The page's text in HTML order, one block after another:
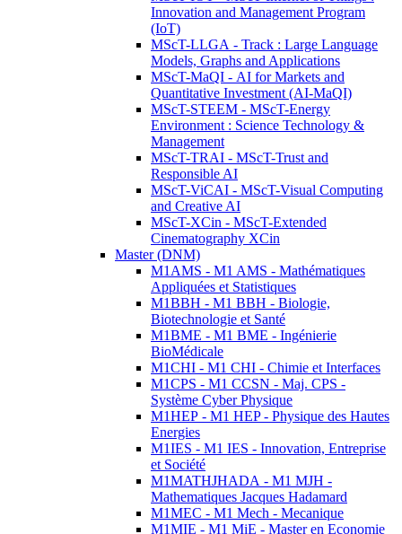
Innovation and Management Program
(IoT)
MScT-LLGA - Track : Large Language
Models, Graphs and Applications
MScT-MaQI - AI for Markets and
Quantitative Investment (AI-MaQI)
MScT-STEEM - MScT-Energy
Environment : Science Technology &
Management
MScT-TRAI - MScT-Trust and
Responsible AI
MScT-ViCAI - MScT-Visual Computing
and Creative AI
MScT-XCin - MScT-Extended
Cinematography XCin
Master (DNM)
M1AMS - M1 AMS - Mathématiques
Appliquées et Statistiques
M1BBH - M1 BBH - Biologie,
Biotechnologie et Santé
M1BME - M1 BME - Ingénierie
BioMédicale
M1CHI - M1 CHI - Chimie et Interfaces
M1CPS - M1 CCSN - Maj. CPS -
Système Cyber Physique
M1HEP - M1 HEP - Physique des Hautes
Energies
M1IES - M1 IES - Innovation, Entreprise
et Société
M1MATHJHADA - M1 MJH -
Mathematiques Jacques Hadamard
M1MEC - M1 Mech - Mecanique
M1MIE - M1 MiE - Master en Economie